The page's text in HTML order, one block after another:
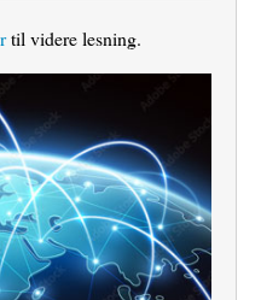
til videre lesning.